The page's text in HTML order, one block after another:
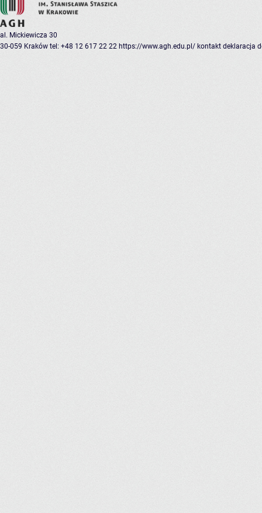
al. Mickiewicza 30
30-059 Kraków tel: +48 12 617 22 22 https://www.agh.edu.pl/ kontakt deklaracja